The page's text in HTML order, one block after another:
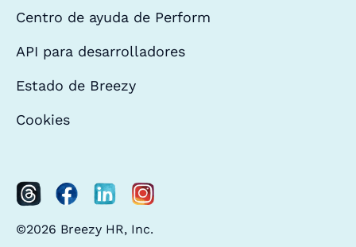
Centro de ayuda de Perform
API para desarrolladores
Estado de Breezy
Cookies
©2026 Breezy HR, Inc.